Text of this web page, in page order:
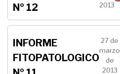
Nº 12
2013
INFORME
FITOPATOLOGICO
27 de
marzo
de
2013